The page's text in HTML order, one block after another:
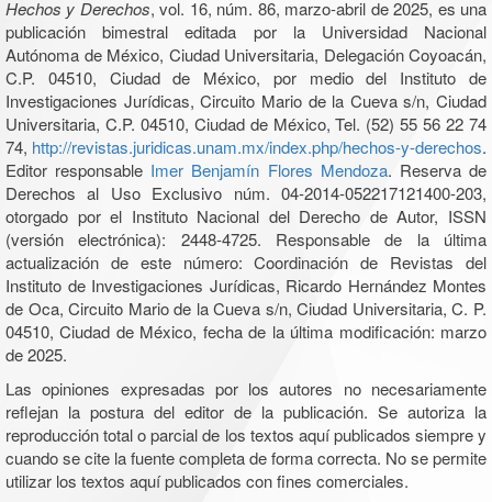
Hechos y Derechos, vol. 16, núm. 86, marzo-abril de 2025, es una
publicación bimestral editada por la Universidad Nacional
Autónoma de México, Ciudad Universitaria, Delegación Coyoacán,
C.P. 04510, Ciudad de México, por medio del Instituto de
Investigaciones Jurídicas, Circuito Mario de la Cueva s/n, Ciudad
Universitaria, C.P. 04510, Ciudad de México, Tel. (52) 55 56 22 74
74, http://revistas.juridicas.unam.mx/index.php/hechos-y-derechos.
Editor responsable Imer Benjamín Flores Mendoza. Reserva de
Derechos al Uso Exclusivo núm. 04-2014-052217121400-203,
otorgado por el Instituto Nacional del Derecho de Autor, ISSN
(versión electrónica): 2448-4725. Responsable de la última
actualización de este número: Coordinación de Revistas del
Instituto de Investigaciones Jurídicas, Ricardo Hernández Montes
de Oca, Circuito Mario de la Cueva s/n, Ciudad Universitaria, C. P.
04510, Ciudad de México, fecha de la última modificación: marzo
de 2025.
Las opiniones expresadas por los autores no necesariamente
reflejan la postura del editor de la publicación. Se autoriza la
reproducción total o parcial de los textos aquí publicados siempre y
cuando se cite la fuente completa de forma correcta. No se permite
utilizar los textos aquí publicados con fines comerciales.